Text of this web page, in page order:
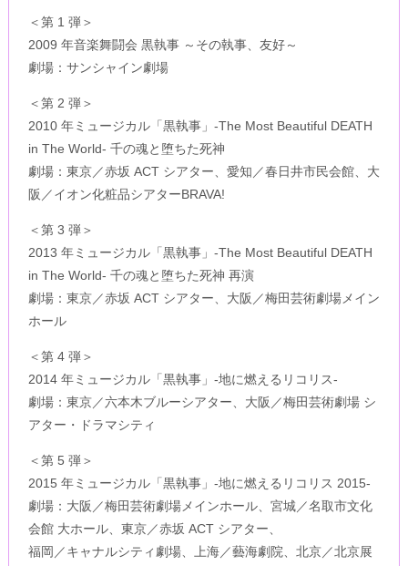
＜第 1 弾＞
2009 年音楽舞闘会 黒執事 ～その執事、友好～
劇場：サンシャイン劇場
＜第 2 弾＞
2010 年ミュージカル「黒執事」-The Most Beautiful DEATH
in The World- 千の魂と堕ちた死神
劇場：東京／赤坂 ACT シアター、愛知／春日井市民会館、大
阪／イオン化粧品シアターBRAVA!
＜第 3 弾＞
2013 年ミュージカル「黒執事」-The Most Beautiful DEATH
in The World- 千の魂と堕ちた死神 再演
劇場：東京／赤坂 ACT シアター、大阪／梅田芸術劇場メイン
ホール
＜第 4 弾＞
2014 年ミュージカル「黒執事」-地に燃えるリコリス-
劇場：東京／六本木ブルーシアター、大阪／梅田芸術劇場 シ
アター・ドラマシティ
＜第 5 弾＞
2015 年ミュージカル「黒執事」-地に燃えるリコリス 2015-
劇場：大阪／梅田芸術劇場メインホール、宮城／名取市文化
会館 大ホール、東京／赤坂 ACT シアター、
福岡／キャナルシティ劇場、上海／藝海劇院、北京／北京展